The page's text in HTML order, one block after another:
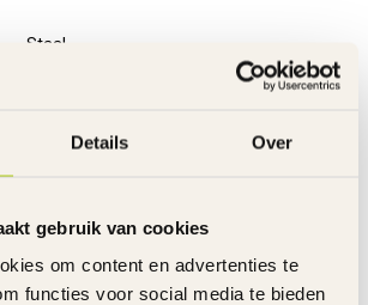
Details Over
gebruik van cookies
om content en advertenties te
functies voor social media te bieden
Staal
Luchtbanden
Gesloten met opdruk
Kunststof
Achter met snelbinder